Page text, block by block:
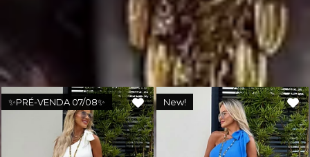
Você também deve gostar
✨PRÉ-VENDA 07/08✨ New!